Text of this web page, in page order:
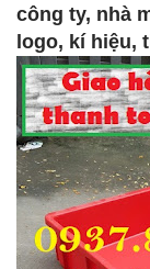
công ty, nhà
logo, kí hiệu,